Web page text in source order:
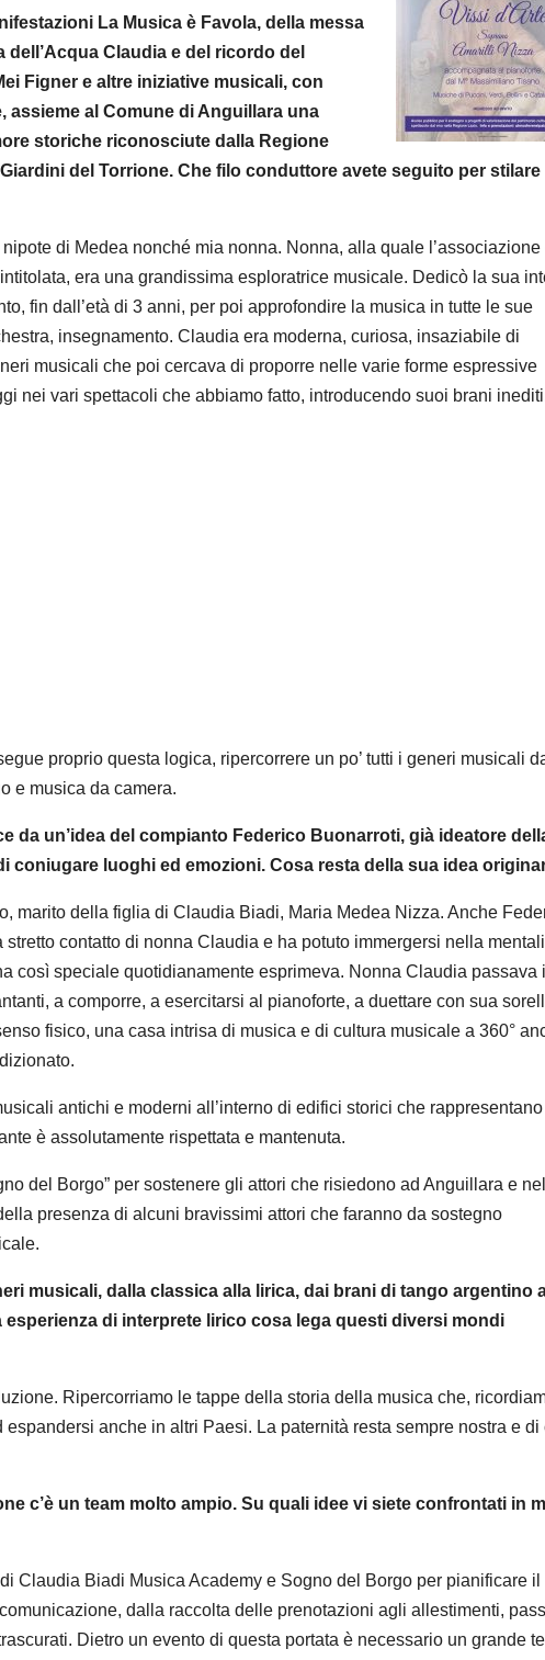
La Musica è Favola, della messa
Claudia e del ricordo del
Figner e altre iniziative musicali, con
al Comune di Anguillara una
storiche riconosciute dalla Regione
del Torrione. Che filo conduttore avete seguito per stilare
di Medea nonché mia nonna. Nonna, alla quale l’associazione
era una grandissima esploratrice musicale. Dedicò la sua
fin dall’età di 3 anni, per poi approfondire la musica in tutte le sue
insegnamento. Claudia era moderna, curiosa, insaziabile di
musicali che poi cercava di proporre nelle varie forme espressive
nei vari spettacoli che abbiamo fatto, introducendo suoi brani
proprio questa logica, ripercorrere un po’ tutti i generi musicali
e musica da camera.
da un’idea del compianto Federico Buonarroti, già ideatore
coniugare luoghi ed emozioni. Cosa resta della sua idea
marito della figlia di Claudia Biadi, Maria Medea Nizza. Anche
contatto di nonna Claudia e ha potuto immergersi nella
così speciale quotidianamente esprimeva. Nonna Claudia passava
a comporre, a esercitarsi al pianoforte, a duettare con sua
fisico, una casa intrisa di musica e di cultura musicale a 360°
antichi e moderni all’interno di edifici storici che
è assolutamente rispettata e mantenuta.
del Borgo” per sostenere gli attori che risiedono ad Anguillara e nel
presenza di alcuni bravissimi attori che faranno da sostegno
musicali, dalla classica alla lirica, dai brani di tango argentino
di interprete lirico cosa lega questi diversi mondi
Ripercorriamo le tappe della storia della musica che,
anche in altri Paesi. La paternità resta sempre nostra e di
c’è un team molto ampio. Su quali idee vi siete confrontati in
Claudia Biadi Musica Academy e Sogno del Borgo per pianificare il
dalla raccolta delle prenotazioni agli allestimenti,
Dietro un evento di questa portata è necessario un grande